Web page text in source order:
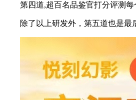
第四道,超百名品鉴官打分评测每
除了以上研发外，第五道也是最